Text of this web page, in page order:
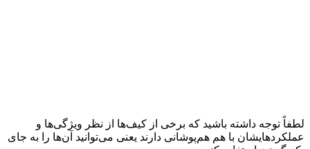
لطفاً توجه داشته باشید که برخی از کیف‌ها از نظر ویژگی‌ها و
عملکردهایشان با هم هم‌پوشانی دارند یعنی می‌توانید آن‌ها را به جای